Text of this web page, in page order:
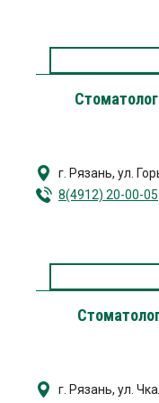
г. Рязань, ул.
8(4912) 20-00-05
г. Рязань, ул.